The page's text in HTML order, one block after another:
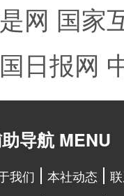
网 国家
日报网
导航 MENU
我们 本社动态